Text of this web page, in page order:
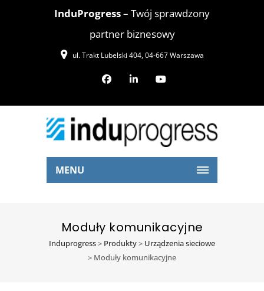
InduProgress– Twój sprawdzony
partner biznesowy
ul. Trakt Lubelski 404, 04-667 Warszawa
MENU
Moduły komunikacyjne
Induprogress> Produkty> Urządzenia sieciowe
> Moduły komunikacyjne